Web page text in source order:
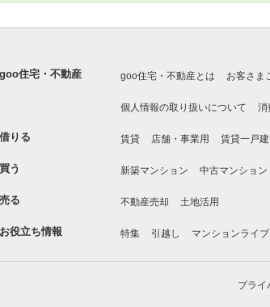
goo住宅・不動産 goo住宅・不動産とは お客さま
個人情報の取り扱いについて 消
借りる 賃貸 店舗・事業用 賃貸一戸
買う 新築マンション 中古マンション
売る 不動産売却 土地活用
お役立ち情報 特集 引越し マンションライ
プライ